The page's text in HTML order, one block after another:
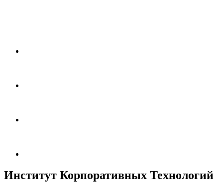
Институт Корпоративных Технологий